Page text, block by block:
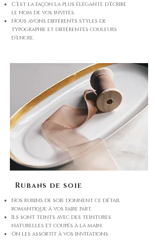
C’est la façon la plus élégante d’écrire
le nom de vos invités.
Nous avons différents styles de
typographie et différentes couleurs
d’encre.
Rubans de soie
Nos rubins de soie donnent ce détail
romantique à vos faire part.
Ils sont teints avec des teintures
naturelles et coupés à la main.
On les assortit à vos invitations.